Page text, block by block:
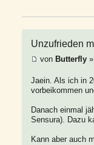
Unzufrieden
von Butterfly
Jaein. Als ich in
vorbeikommen
Danach einmal
Sensura). Dazu
Kann aber auch